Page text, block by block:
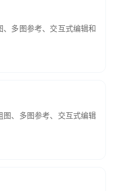
多图参考、交互式编辑和
、多图参考、交互式编辑